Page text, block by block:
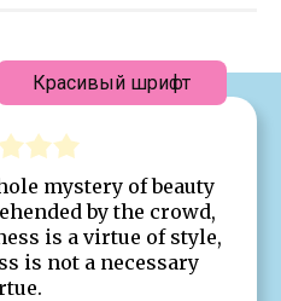
mystery of beauty
by the crowd,
is a virtue of style,
is not a necessary
Красивый шрифт